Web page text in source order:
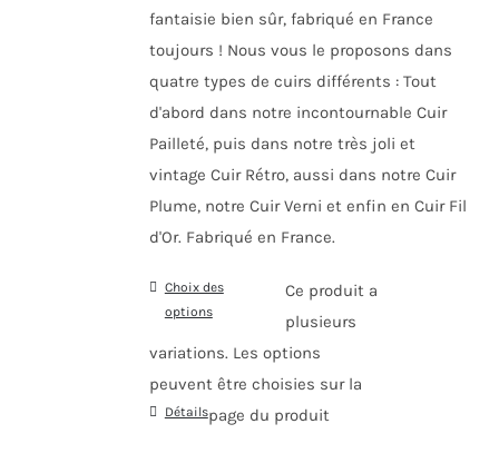
fantaisie bien sûr, fabriqué en France
toujours ! Nous vous le proposons dans
quatre types de cuirs différents : Tout
d'abord dans notre incontournable Cuir
Pailleté, puis dans notre très joli et
vintage Cuir Rétro, aussi dans notre Cuir
Plume, notre Cuir Verni et enfin en Cuir Fil
d'Or. Fabriqué en France.
Choix des
options
Ce produit a
plusieurs
variations. Les options
peuvent être choisies sur la
page du produit
Détails